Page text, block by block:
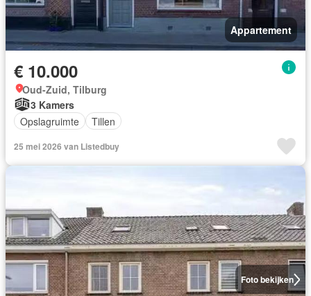
Appartement
€ 10.000
Oud-Zuid, Tilburg
3 Kamers
Opslagruimte
Tillen
25 mei 2026 van Listedbuy
Foto bekijken